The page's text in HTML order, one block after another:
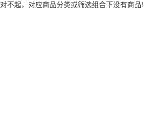
对不起，对应商品分类或筛选组合下没有商品!